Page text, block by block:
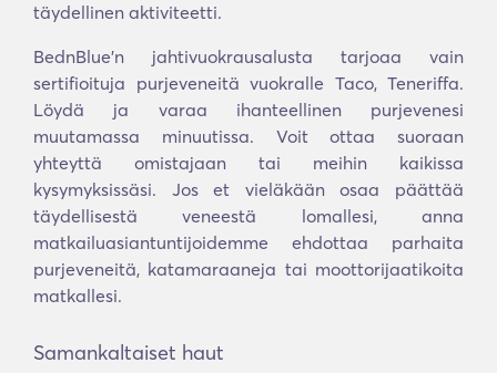
täydellinen aktiviteetti.
BednBlue'n jahtivuokrausalusta tarjoaa vain
sertifioituja purjeveneitä vuokralle Taco, Teneriffa.
Löydä ja varaa ihanteellinen purjevenesi
muutamassa minuutissa. Voit ottaa suoraan
yhteyttä omistajaan tai meihin kaikissa
kysymyksissäsi. Jos et vieläkään osaa päättää
täydellisestä veneestä lomallesi, anna
matkailuasiantuntijoidemme ehdottaa parhaita
purjeveneitä, katamaraaneja tai moottorijaatikoita
matkallesi.
Samankaltaiset haut